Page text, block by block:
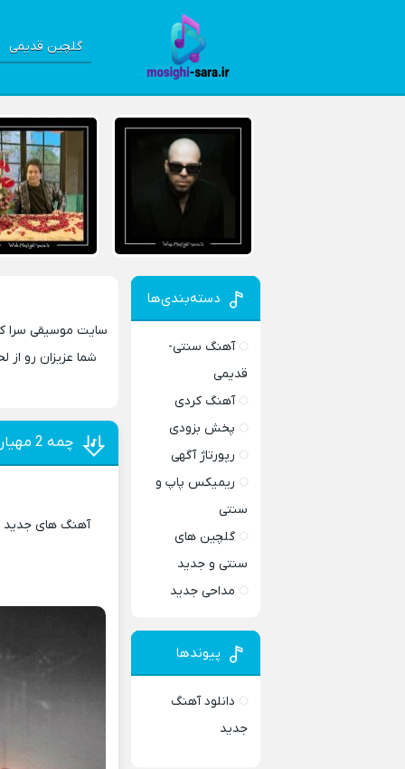
گلچین قدیمی
شما عزیزان رو از
چمه 2 مهیار
آهنگ های جدید
دسته‌بندی‌ها
آهنگ سنتی-
قدیمی
آهنگ کردی
پخش بزودی
رپورتاژ آگهی
ریمیکس پاپ و
سنتی
گلچین های
سنتی و جدید
مداحی جدید
پیوندها
دانلود آهنگ
جدید